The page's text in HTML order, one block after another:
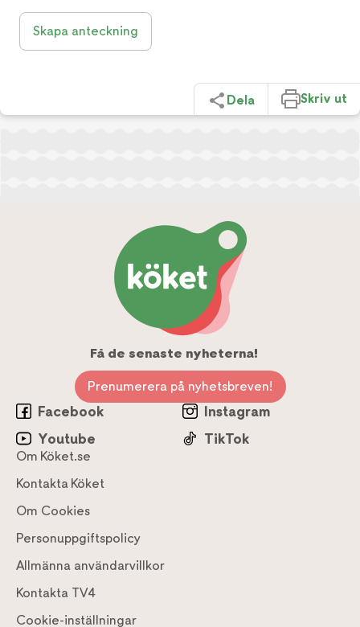
Skapa anteckning
Dela Skriv ut
Få de senaste nyheterna!
Prenumerera på nyhetsbreven!
Facebook
Instagram
Youtube
TikTok
Om Köket.se
Kontakta Köket
Om Cookies
Personuppgiftspolicy
Allmänna användarvillkor
Kontakta TV4
Cookie-inställningar